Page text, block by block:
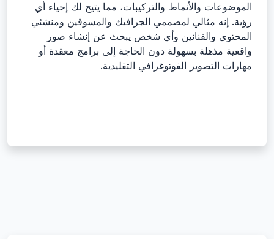
الموضوعات والأنماط والتركيبات، مما يتيح لك إحياء أي
رؤية. إنه مثالي لمصممي الجرافيك والمسوقين ومنشئي
المحتوى والفنانين وأي شخص يبحث عن إنشاء صور
واقعية مذهلة بسهولة دون الحاجة إلى برامج معقدة أو
مهارات التصوير الفوتوغرافي التقليدية.